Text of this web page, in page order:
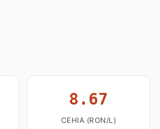
8.67
CEHIA (RON/L)